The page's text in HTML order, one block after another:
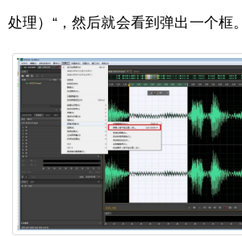
处理）“，然后就会看到弹出一个框。